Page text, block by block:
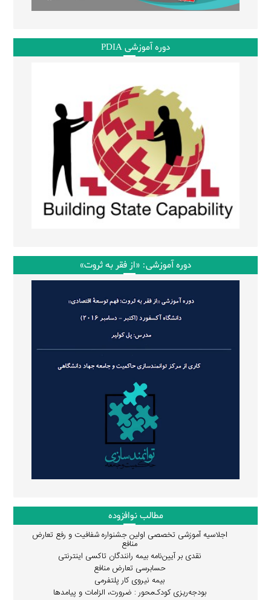
دوره آموزشی PDIA
دوره آموزشی: «از فقر به ثروت»
مطالب نوافزوده
اجلاسیه آموزشی تخصصی اولین جشنواره شفافیت و رفع تعارض
منافع
نقدی بر آیین‌نامه بیمه رانندگان تاکسی اینترنتی
حسابرسی تعارض منافع
بیمه نیروی کار پلتفرمی
بودجه‌ریزی کودک‌محور : ضرورت، الزامات و پیامدها